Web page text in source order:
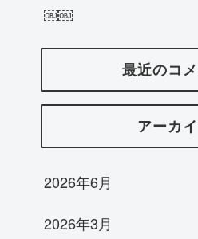
￼￼
最近のコ
アーカ
2026年6月
2026年3月